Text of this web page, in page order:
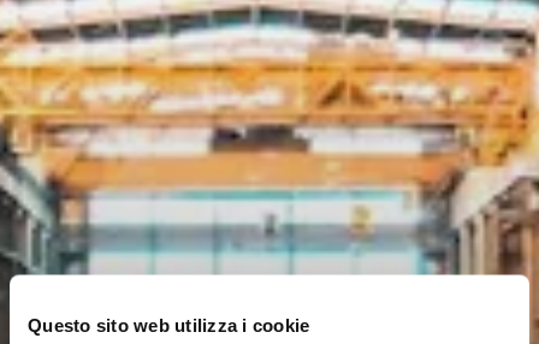
Questo sito web utilizza i cookie